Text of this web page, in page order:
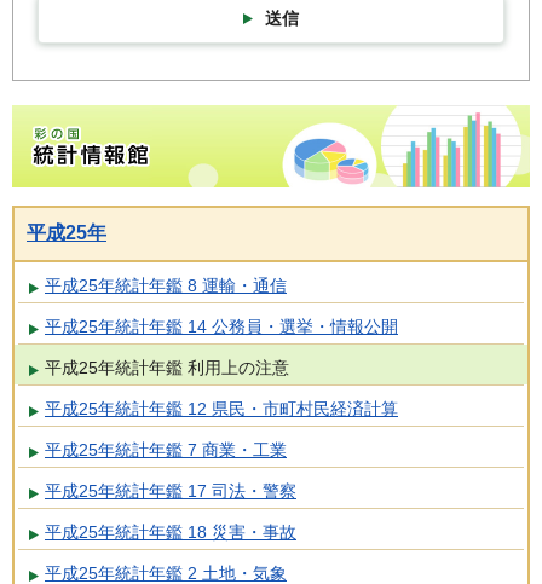
送信
彩の国統計情報館トップページ
平成25年
平成25年統計年鑑 8 運輸・通信
平成25年統計年鑑 14 公務員・選挙・情報公開
平成25年統計年鑑 利用上の注意
平成25年統計年鑑 12 県民・市町村民経済計算
平成25年統計年鑑 7 商業・工業
平成25年統計年鑑 17 司法・警察
平成25年統計年鑑 18 災害・事故
平成25年統計年鑑 2 土地・気象